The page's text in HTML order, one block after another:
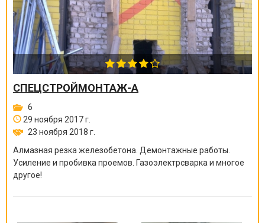
СПЕЦСТРОЙМОНТАЖ-А
6
29 ноября 2017 г.
23 ноября 2018 г.
Алмазная резка железобетона. Демонтажные работы.
Усиление и пробивка проемов. Газоэлектрсварка и многое
другое!